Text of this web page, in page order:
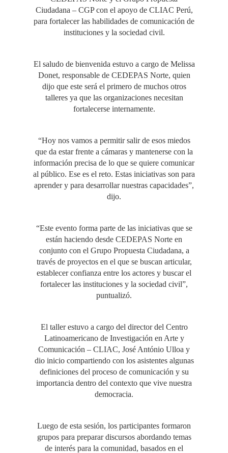
Ciudadana – CGP con el apoyo de CLIAC Perú,
para fortalecer las habilidades de comunicación de
instituciones y la sociedad civil.
El saludo de bienvenida estuvo a cargo de Melissa
Donet, responsable de CEDEPAS Norte, quien
dijo que este será el primero de muchos otros
talleres ya que las organizaciones necesitan
fortalecerse internamente.
“Hoy nos vamos a permitir salir de esos miedos
que da estar frente a cámaras y mantenerse con la
información precisa de lo que se quiere comunicar
al público. Ese es el reto. Estas iniciativas son para
aprender y para desarrollar nuestras capacidades”,
dijo.
“Este evento forma parte de las iniciativas que se
están haciendo desde CEDEPAS Norte en
conjunto con el Grupo Propuesta Ciudadana, a
través de proyectos en el que se buscan articular,
establecer confianza entre los actores y buscar el
fortalecer las instituciones y la sociedad civil”,
puntualizó.
El taller estuvo a cargo del director del Centro
Latinoamericano de Investigación en Arte y
Comunicación – CLIAC, José António Ulloa y
dio inicio compartiendo con los asistentes algunas
definiciones del proceso de comunicación y su
importancia dentro del contexto que vive nuestra
democracia.
Luego de esta sesión, los participantes formaron
grupos para preparar discursos abordando temas
de interés para la comunidad, basados en el